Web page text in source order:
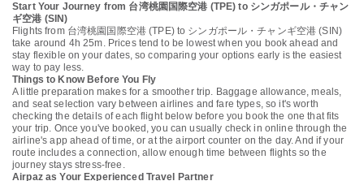
Start Your Journey from 台湾桃園国際空港 (TPE) to シンガポール・チャン
ギ空港 (SIN)
Flights from 台湾桃園国際空港 (TPE) to シンガポール・チャンギ空港 (SIN)
take around 4h 25m. Prices tend to be lowest when you book ahead and
stay flexible on your dates, so comparing your options early is the easiest
way to pay less.
Things to Know Before You Fly
A little preparation makes for a smoother trip. Baggage allowance, meals,
and seat selection vary between airlines and fare types, so it's worth
checking the details of each flight below before you book the one that fits
your trip. Once you've booked, you can usually check in online through the
airline's app ahead of time, or at the airport counter on the day. And if your
route includes a connection, allow enough time between flights so the
journey stays stress-free.
Airpaz as Your Experienced Travel Partner